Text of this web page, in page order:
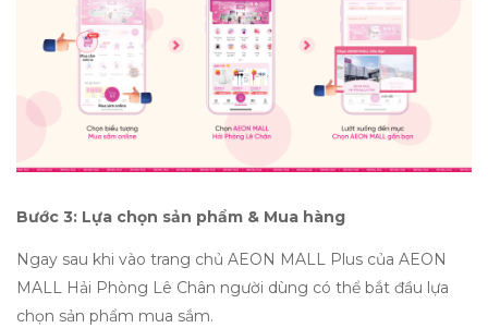
Bước 3: Lựa chọn sản phẩm & Mua hàng
Ngay sau khi vào trang chủ AEON MALL Plus của AEON
MALL Hải Phòng Lê Chân người dùng có thể bắt đầu lựa
chọn sản phẩm mua sắm.